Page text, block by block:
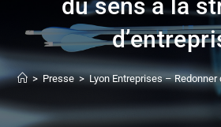
du sens à la
> Presse > Lyon Entreprises –